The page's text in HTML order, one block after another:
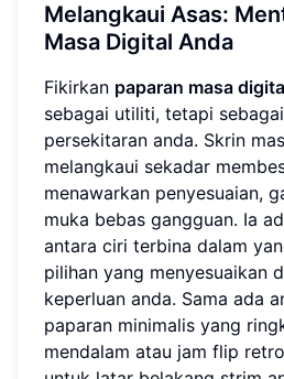
Melangkaui Asas:
Masa Digital Anda
Fikirkan paparan masa
sebagai utiliti, tetapi
persekitaran anda. Skrin
melangkaui sekadar
menawarkan penyesuaian,
muka bebas gangguan. Ia
antara ciri terbina dalam
pilihan yang menyesuaikan
keperluan anda. Sama ada
paparan minimalis yang
mendalam atau jam flip